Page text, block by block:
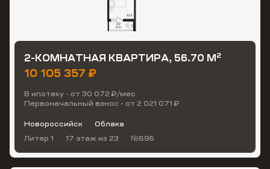
2-КОМНАТНАЯ КВАРТИРА, 56.70 М2
10 105 357 ₽
В ипотеку - от 30 072 ₽/мес.
Первоначальный взнос - от 2 021 071 ₽
Новороссийск
Облака
Литер 1
17 этаж из 23 №695